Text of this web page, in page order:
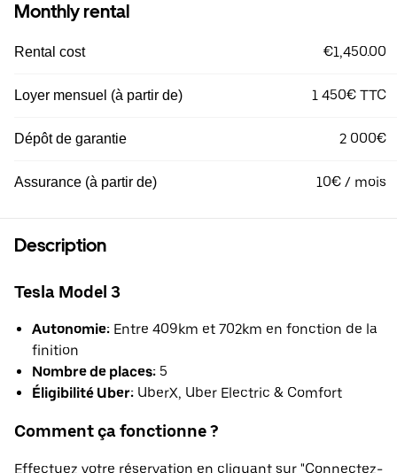
Monthly rental
Rental cost €1,450.00
Loyer mensuel (à partir de) 1 450€ TTC
Dépôt de garantie 2 000€
Assurance (à partir de) 10€ / mois
Description
Tesla Model 3
Autonomie: Entre 409km et 702km en fonction de la
finition
Nombre de places: 5
Éligibilité Uber: UberX, Uber Electric & Comfort
Comment ça fonctionne ?
Effectuez votre réservation en cliquant sur "Connectez-